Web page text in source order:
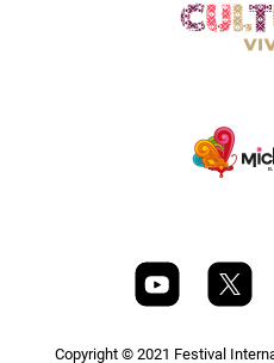
Copyright © 2021 Festival